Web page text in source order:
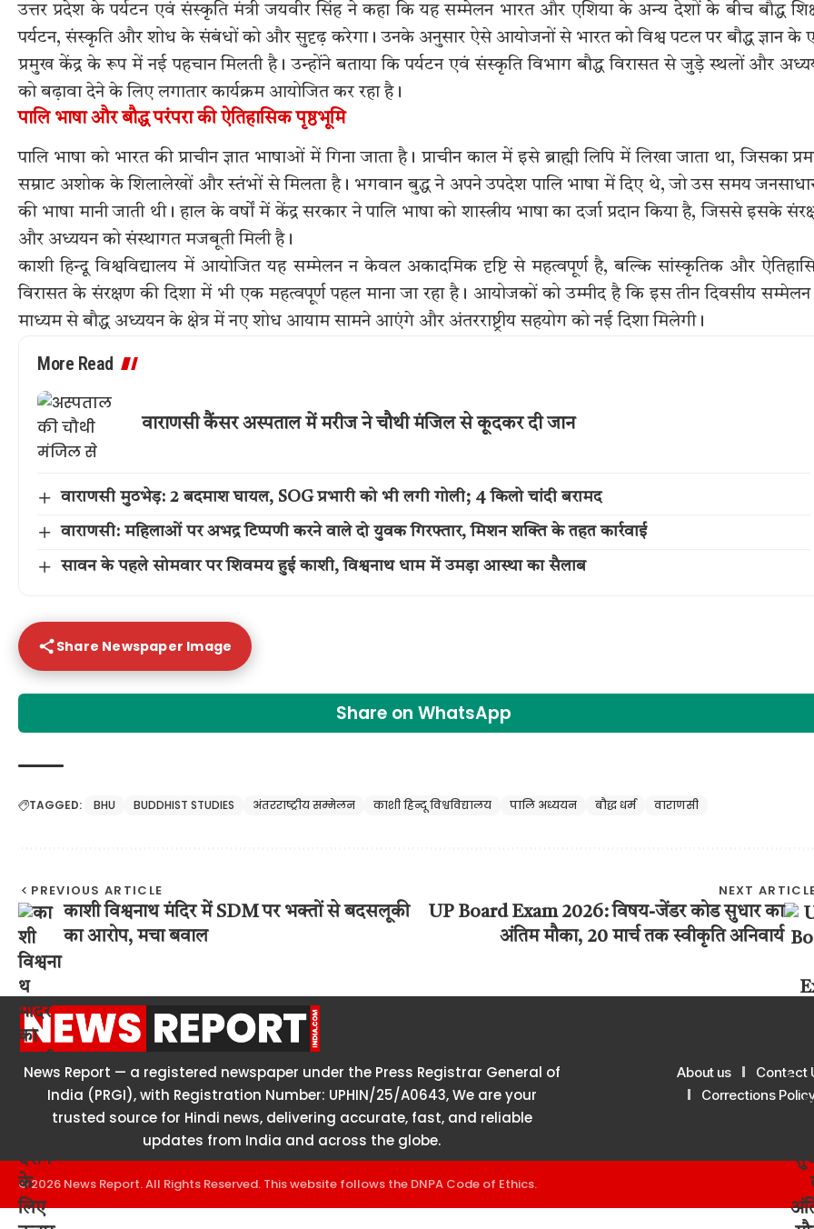
उत्तर प्रदेश के पर्यटन एवं संस्कृति मंत्री जयवीर सिंह ने कहा कि यह सम्मेलन भारत और एशिया के अन्य देशों के बीच बौद्ध
पर्यटन, संस्कृति और शोध के संबंधों को और सुदृढ़ करेगा। उनके अनुसार ऐसे आयोजनों से भारत को विश्व पटल पर बौद्ध ज्ञान के
प्रमुख केंद्र के रूप में नई पहचान मिलती है। उन्होंने बताया कि पर्यटन एवं संस्कृति विभाग बौद्ध विरासत से जुड़े स्थलों और
को बढ़ावा देने के लिए लगातार कार्यक्रम आयोजित कर रहा है।
पालि भाषा और बौद्ध परंपरा की ऐतिहासिक पृष्ठभूमि
पालि भाषा को भारत की प्राचीन ज्ञात भाषाओं में गिना जाता है। प्राचीन काल में इसे ब्राह्मी लिपि में लिखा जाता था, जिसका
सम्राट अशोक के शिलालेखों और स्तंभों से मिलता है। भगवान बुद्ध ने अपने उपदेश पालि भाषा में दिए थे, जो उस समय
की भाषा मानी जाती थी। हाल के वर्षों में केंद्र सरकार ने पालि भाषा को शास्त्रीय भाषा का दर्जा प्रदान किया है, जिससे इसके
और अध्ययन को संस्थागत मजबूती मिली है।
काशी हिन्दू विश्वविद्यालय में आयोजित यह सम्मेलन न केवल अकादमिक दृष्टि से महत्वपूर्ण है, बल्कि सांस्कृतिक और
विरासत के संरक्षण की दिशा में भी एक महत्वपूर्ण पहल माना जा रहा है। आयोजकों को उम्मीद है कि इस तीन दिवसीय
माध्यम से बौद्ध अध्ययन के क्षेत्र में नए शोध आयाम सामने आएंगे और अंतरराष्ट्रीय सहयोग को नई दिशा मिलेगी।
More Read
वाराणसी कैंसर अस्पताल में मरीज ने चौथी मंजिल से कूदकर दी जान
वाराणसी मुठभेड़: 2 बदमाश घायल, SOG प्रभारी को भी लगी गोली; 4 किलो चांदी बरामद
वाराणसी: महिलाओं पर अभद्र टिप्पणी करने वाले दो युवक गिरफ्तार, मिशन शक्ति के तहत कार्रवाई
सावन के पहले सोमवार पर शिवमय हुई काशी, विश्वनाथ धाम में उमड़ा आस्था का सैलाब
Share Newspaper Image
Share on WhatsApp
TAGGED: BHU BUDDHIST STUDIES अंतरराष्ट्रीय सम्मेलन काशी हिन्दू विश्वविद्यालय पालि अध्ययन बौद्ध धर्म वाराणसी
PREVIOUS ARTICLE
काशी विश्वनाथ मंदिर में SDM पर भक्तों से बदसलूकी
का आरोप, मचा बवाल
NEXT
UP Board Exam 2026: विषय-जेंडर कोड सुधार का
अंतिम मौका, 20 मार्च तक स्वीकृति अनिवार्य
News Report — a registered newspaper under the Press Registrar General of
India (PRGI), with Registration Number: UPHIN/25/A0643, We are your
trusted source for Hindi news, delivering accurate, fast, and reliable
updates from India and across the globe.
About us Contact
Corrections
© 2026 News Report. All Rights Reserved. This website follows the DNPA Code of Ethics.